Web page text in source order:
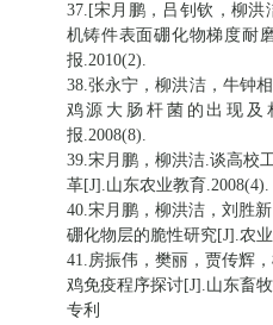
37.[宋月鹏，吕钊钦，柳
机铸件表面硼化物梯度耐
报.2010(2).
38.张永宁，柳洪洁，牛钟
鸡源大肠杆菌的出现及
报.2008(8).
39.宋月鹏，柳洪洁.谈高校
革[J].山东农业教育.2008(4).
40.宋月鹏，柳洪洁，刘胜
硼化物层的脆性研究[J].农
41.房振伟，樊丽，贾传辉
鸡免疫程序探讨[J].山东畜
专利